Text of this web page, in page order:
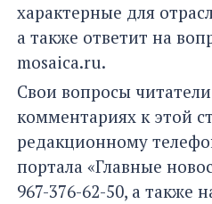
характерные для
а также ответит на
mosaica.ru.
Свои вопросы
комментариях к этой
редакционному
портала «Главные
967-376-62-50, а также